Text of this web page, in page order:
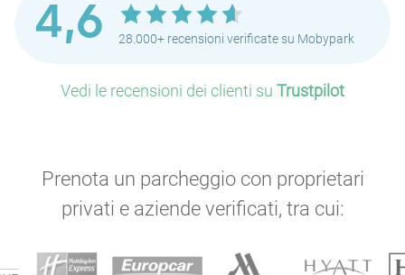
4,6 28.000+ recensioni verificate su Mobypark
Vedi le recensioni dei clienti su Trustpilot
Prenota un parcheggio con proprietari
privati e aziende verificati, tra cui: